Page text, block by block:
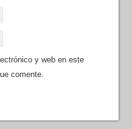
y web en este
comente.